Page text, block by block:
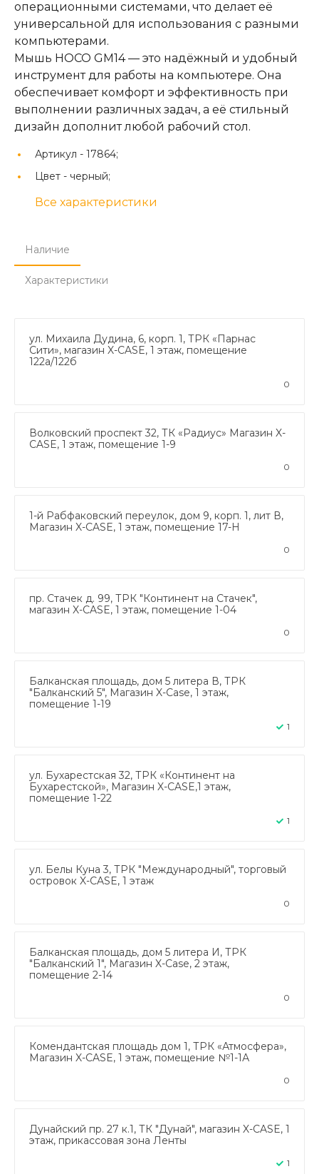
операционными системами, что делает её
универсальной для использования с разными
компьютерами.
Мышь HOCO GM14 — это надёжный и удобный
инструмент для работы на компьютере. Она
обеспечивает комфорт и эффективность при
выполнении различных задач, а её стильный
дизайн дополнит любой рабочий стол.
Артикул - 17864;
Цвет - черный;
Все характеристики
Наличие
Характеристики
ул. Михаила Дудина, 6, корп. 1, ТРК «Парнас
Сити», магазин X-CASE, 1 этаж, помещение
122а/122б
0
Волковский проспект 32, ТК «Радиус» Магазин X-
CASE, 1 этаж, помещение 1-9
0
1-й Рабфаковский переулок, дом 9, корп. 1, лит В,
Магазин X-CASE, 1 этаж, помещение 17-Н
0
пр. Стачек д. 99, ТРК "Континент на Стачек",
магазин X-CASE, 1 этаж, помещение 1-04
0
Балканская площадь, дом 5 литера В, ТРК
"Балканский 5", Магазин X-Case, 1 этаж,
помещение 1-19
1
ул. Бухарестская 32, ТРК «Континент на
Бухарестской», Магазин X-CASE,1 этаж,
помещение 1-22
1
ул. Белы Куна 3, ТРК "Международный", торговый
островок X-CASE, 1 этаж
0
Балканская площадь, дом 5 литера И, ТРК
"Балканский 1", Магазин X-Case, 2 этаж,
помещение 2-14
0
Комендантская площадь дом 1, ТРК «Атмосфера»,
Магазин X-CASE, 1 этаж, помещение №1-1А
0
Дунайский пр. 27 к.1, ТК "Дунай", магазин X-CASE, 1
этаж, прикассовая зона Ленты
1